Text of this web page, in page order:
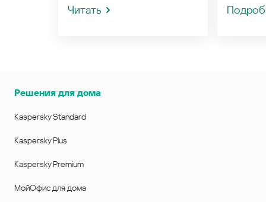
Читать
Решения для дома
Kaspersky Standard
Kaspersky Plus
Kaspersky Premium
МойОфис для дома